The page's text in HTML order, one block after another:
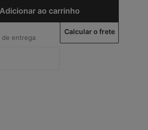
Adicionar ao carrinho
Calcular o frete